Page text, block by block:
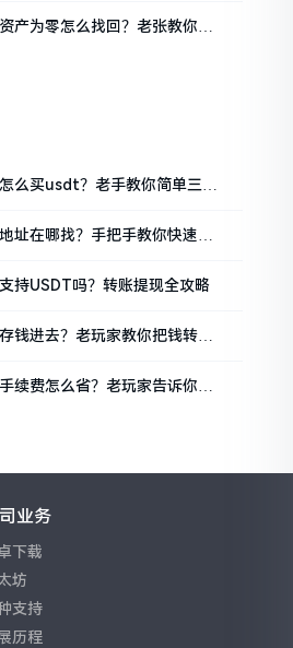
产为零怎么找回？老张教你几
么买usdt？老手教你简单三步
址在哪找？手把手教你快速查
持USDT吗？转账提现全攻略
钱进去？老玩家教你把钱转进
续费怎么省？老玩家告诉你几
业务
下载
坊
支持
历程